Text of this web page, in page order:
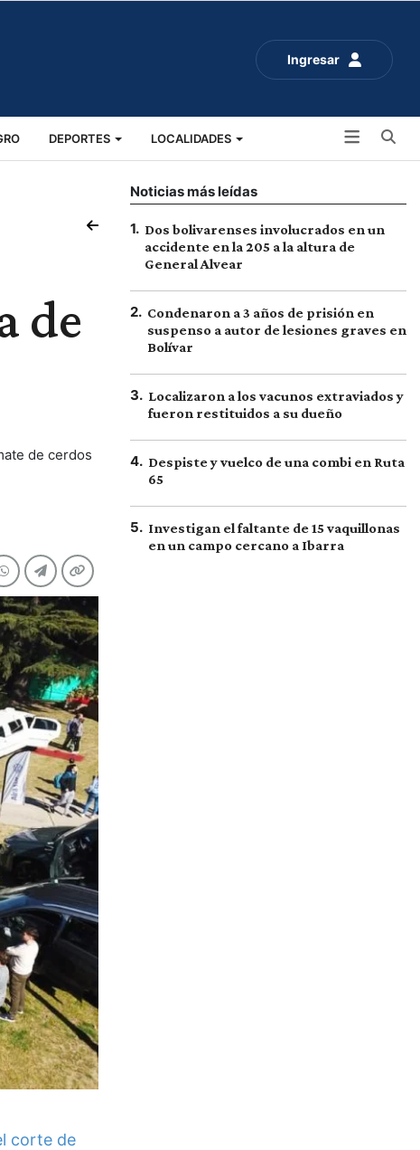
Ingresar
DEPORTES LOCALIDADES
de
de cerdos
corte de
Noticias más leídas
1. Dos bolivarenses involucrados en un
accidente en la 205 a la altura de
General Alvear
2. Condenaron a 3 años de prisión en
suspenso a autor de lesiones graves en
Bolívar
3. Localizaron a los vacunos extraviados y
fueron restituidos a su dueño
4. Despiste y vuelco de una combi en Ruta
65
5. Investigan el faltante de 15 vaquillonas
en un campo cercano a Ibarra